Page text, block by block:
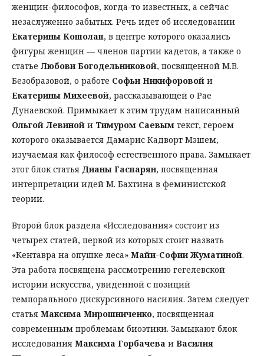
женщин-философов, когда-то известных, а сейчас
незаслуженно забытых. Речь идет об исследовании
Екатерины Кошолап, в центре которого оказались
фигуры женщин — членов партии кадетов, а также о
статье Любови Богодельниковой, посвященной М.В.
Безобразовой, о работе Софьи Никифоровой и
Екатерины Михеевой, рассказывающей о Рае
Дунаевской. Примыкает к этим трудам написанный
Ольгой Левиной и Тимуром Саевым текст, героем
которого оказывается Дамарис Кадворт Мэшем,
изучаемая как философ естественного права. Замыкает
этот блок статья Дианы Гаспарян, посвященная
интерпретации идей М. Бахтина в феминистской
теории.
Второй блок раздела «Исследования» состоит из
четырех статей, первой из которых стоит назвать
«Кентавра на опушке леса» Майи-Софии Жуматиной.
Эта работа посвящена рассмотрению гегелевской
истории искусства, увиденной с позиций
темпорального дискурсивного насилия. Затем следует
статья Максима Мирошниченко, посвященная
современным проблемам биоэтики. Замыкают блок
исследования Максима Горбачева и Василия